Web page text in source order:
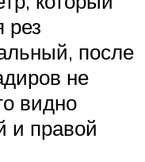
рез
после
не
видно
и правой